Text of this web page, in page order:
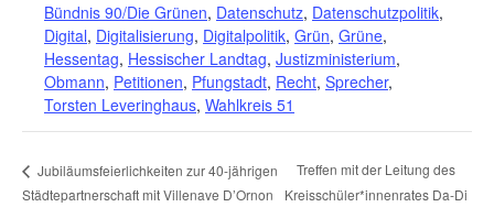
Bündnis 90/Die Grünen, Datenschutz, Datenschutzpolitik,
Digital, Digitalisierung, Digitalpolitik, Grün, Grüne,
Hessentag, Hessischer Landtag, Justizministerium,
Obmann, Petitionen, Pfungstadt, Recht, Sprecher,
Torsten Leveringhaus, Wahlkreis 51
Jubiläumsfeierlichkeiten zur 40-jährigen
Städtepartnerschaft mit Villenave D’Ornon
Treffen mit der Leitung des
Kreisschüler*innenrates Da-Di